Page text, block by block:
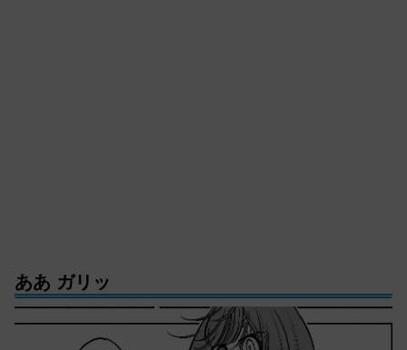
ああ ガリッ